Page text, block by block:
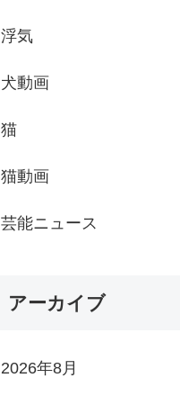
浮気
犬動画
猫
猫動画
芸能ニュース
アーカイブ
2026年8月